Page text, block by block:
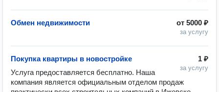
от 5000 ₽
за услугу
Обмен недвижимости
1 ₽
за услугу
Покупка квартиры в новостройке
Услуга предоставляется бесплатно. Наша
компания является официальным отделом продаж